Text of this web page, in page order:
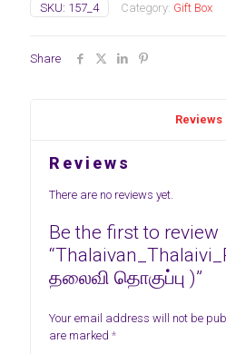
SKU: 157_4 Category: Gift Box
Share
Reviews
Reviews
There are no reviews yet.
Be the first to review
தலைவி தொகுப்பு )”
Your email address will not be
are marked *